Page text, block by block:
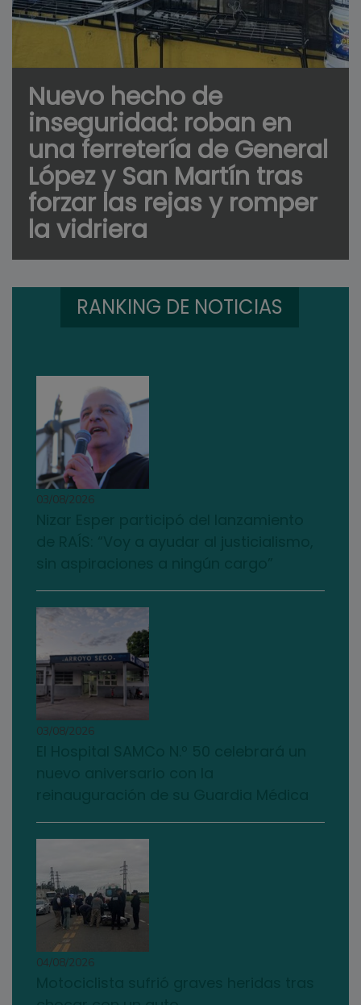
Nuevo hecho de
inseguridad: roban en
una ferretería de General
López y San Martín tras
forzar las rejas y romper
la vidriera
RANKING DE NOTICIAS
03/08/2026
03/08/2026
04/08/2026